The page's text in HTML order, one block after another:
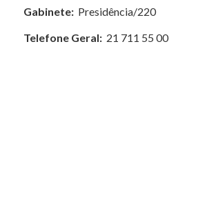
Gabinete: Presidência/220
Telefone Geral: 21 711 55 00